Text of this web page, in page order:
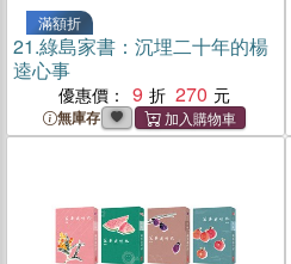
滿額折
21.綠島家書：沉埋二十年的楊
逵心事
優惠價： 9 270
無庫存